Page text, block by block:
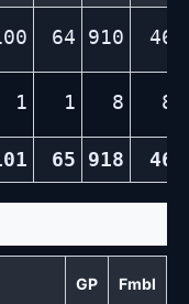
64 910 46
1 1 8 8
65 918 46
GP Fmbl